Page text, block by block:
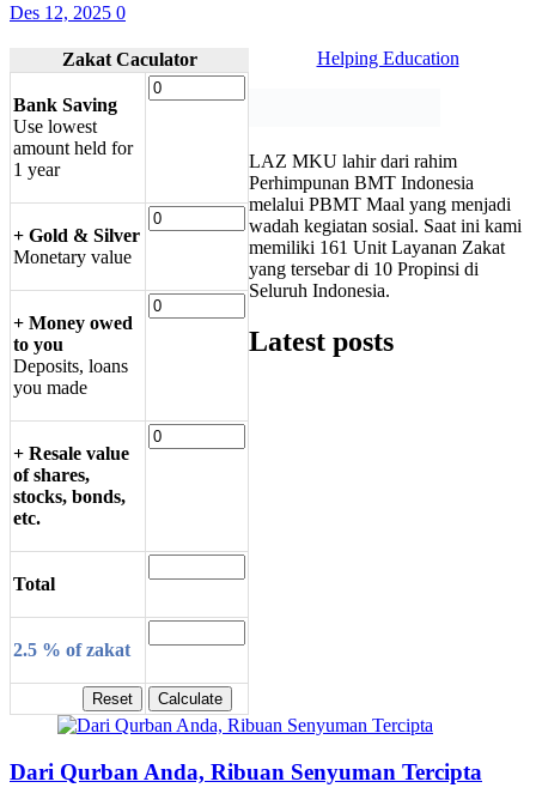
Des 12, 2025 0
Zakat Caculator
Bank Saving
Use lowest
amount held for
1 year
+ Gold & Silver
Monetary value
+ Money owed
to you
Deposits, loans
you made
+ Resale value
of shares,
stocks, bonds,
etc.
Total
2.5 % of zakat
Helping Education
LAZ MKU lahir dari rahim
Perhimpunan BMT Indonesia
melalui PBMT Maal yang menjadi
wadah kegiatan sosial. Saat ini kami
memiliki 161 Unit Layanan Zakat
yang tersebar di 10 Propinsi di
Seluruh Indonesia.
Latest posts
Dari Qurban Anda, Ribuan Senyuman Tercipta